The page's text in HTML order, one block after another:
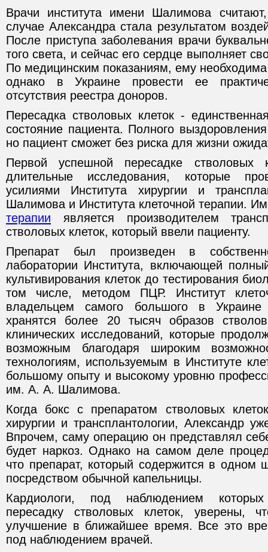
Врачи института имени Шалимова
случае Александра стала результатом
После приступа заболевания врачи
того света, и сейчас его сердце выполняет
По медицинским показаниям, ему
однако в Украине провести ее
отсутствия реестра доноров.
Пересадка стволовых клеток -
состояние пациента. Полного
но пациент сможет без риска для жизни
Первой успешной пересадке стволовых
длительные исследования, которые
усилиями Института хирургии и
Шалимова и Института клеточной терапии.
терапии является производителем
стволовых клеток, который ввели пациенту.
Препарат был произведен в
лаборатории Института, включающей
культивирования клеток до тестирования
том числе, методом ПЦР. Институт
владельцем самого большого в
хранятся более 20 тысяч образов
клинических исследований, которые
возможным благодаря широким
технологиям, используемым в Институте
большому опыту и высокому уровню
им. А. А. Шалимова.
Когда бокс с препаратом стволовых
хирургии и трансплантологии, Александр
Впрочем, саму операцию он представлял
будет наркоз. Однако на самом деле
что препарат, который содержится в одном
посредством обычной капельницы.
Кардиологи, под наблюдением
пересадку стволовых клеток, уверены,
улучшение в ближайшее время. Все это
под наблюдением врачей.